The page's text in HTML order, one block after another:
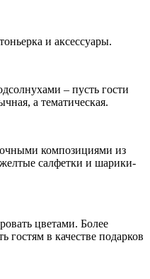
и аксессуары.
– пусть гости
а тематическая.
композициями из
салфетки и шарики-
цветами. Более
гостям в качестве подарков